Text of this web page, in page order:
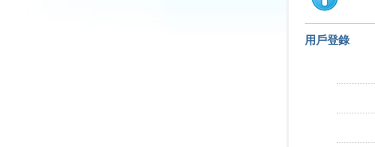
用戶登錄